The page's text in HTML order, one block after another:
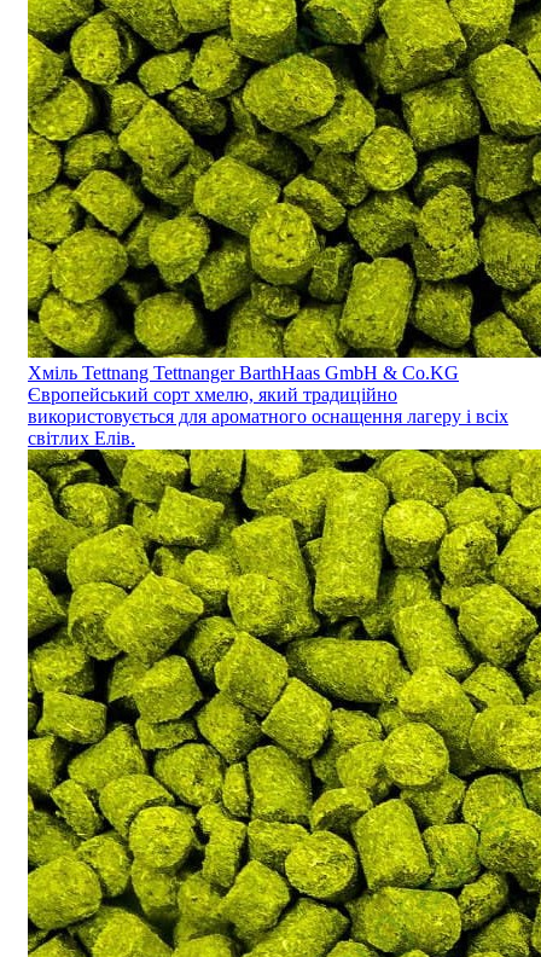
Хміль Tettnang Tettnanger BarthHaas GmbH & Co.KG
Європейський сорт хмелю, який традиційно
використовується для ароматного оснащення лагеру і всіх
світлих Елів.